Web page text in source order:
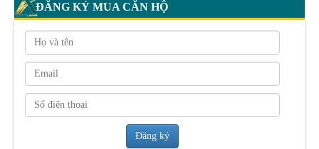
ĐĂNG KÝ MUA CĂN HỘ
Đăng ký